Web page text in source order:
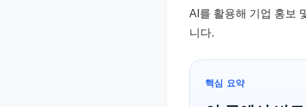
AI를 활용해 기업 홍보
니다.
핵심 요약